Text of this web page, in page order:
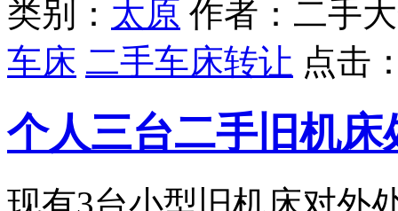
类别： 太原 作者：二手
车床 二手车床转让 点击
个人三台二手旧机床